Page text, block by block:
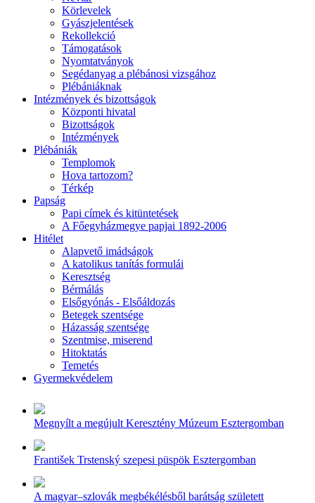
Körlevelek
Gyászjelentések
Rekollekció
Támogatások
Nyomtatványok
Segédanyag a plébánosi vizsgához
Plébániáknak
Intézmények és bizottságok
Központi hivatal
Bizottságok
Intézmények
Plébániák
Templomok
Hova tartozom?
Térkép
Papság
Papi címek és kitüntetések
A Főegyházmegye papjai 1892-2006
Hitélet
Alapvető imádságok
A katolikus tanítás formulái
Keresztség
Bérmálás
Elsőgyónás - Elsőáldozás
Betegek szentsége
Házasság szentsége
Szentmise, miserend
Hitoktatás
Temetés
Gyermekvédelem
Megnyílt a megújult Keresztény Múzeum Esztergomban
František Trstenský szepesi püspök Esztergomban
A magyar–szlovák megbékélésből barátság született